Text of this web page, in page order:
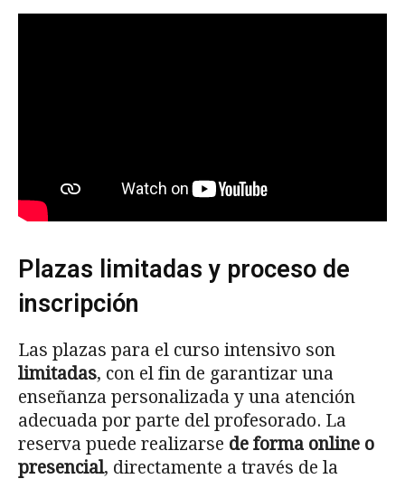
Plazas limitadas y proceso de
inscripción
Las plazas para el curso intensivo son
limitadas, con el fin de garantizar una
enseñanza personalizada y una atención
adecuada por parte del profesorado. La
reserva puede realizarse de forma online o
presencial, directamente a través de la